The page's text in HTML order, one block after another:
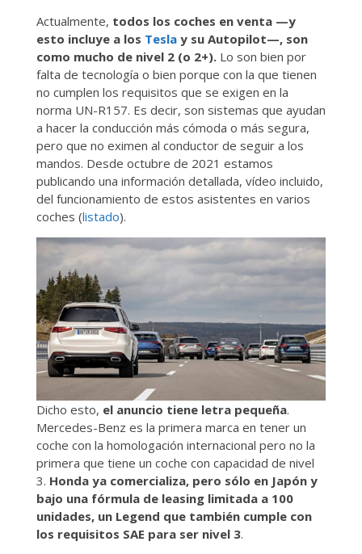
Actualmente, todos los coches en venta —y
esto incluye a los Teslay su Autopilot—, son
como mucho de nivel 2 (o 2+).Lo son bien por
falta de tecnología o bien porque con la que tienen
no cumplen los requisitos que se exigen en la
norma UN-R157. Es decir, son sistemas que ayudan
a hacer la conducción más cómoda o más segura,
pero que no eximen al conductor de seguir a los
mandos. Desde octubre de 2021 estamos
publicando una información detallada, vídeo incluido,
del funcionamiento de estos asistentes en varios
coches (listado).
Dicho esto, el anuncio tiene letra pequeña.
Mercedes-Benz es la primera marca en tener un
coche con la homologación internacional pero no la
primera que tiene un coche con capacidad de nivel
3. Honda ya comercializa, pero sólo en Japón y
bajo una fórmula de leasing limitada a 100
unidades, un Legend que también cumple con
los requisitos SAE para ser nivel 3.